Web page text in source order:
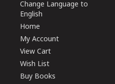
Change Language to
English
Home
My Account
View Cart
Wish List
Buy Books